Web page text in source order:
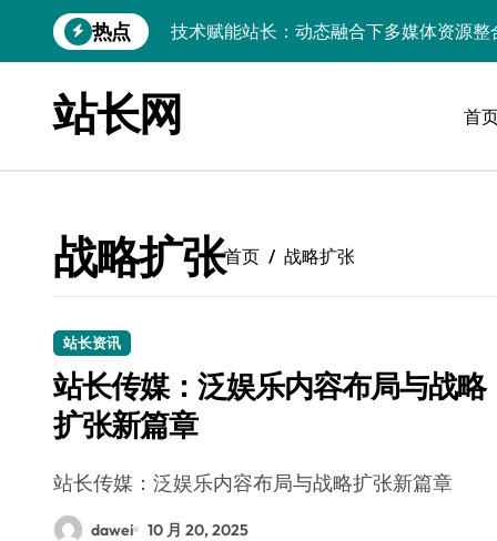
到
热点
技术赋能站长：动态融合下多媒体资源整
CSS动效邂逅服务器科技：站长资源跨界
数据驱动下的传媒架构优化与资源高效运
iOS开发：Linux数据库环境搭建指南
数据驱动传媒革新：技术视角下的资讯新
数据驱动传媒革新：站长五大核心策略
技术赋能科技融合：站长资源动态跨界优
站长网 首
战略扩张首页 战略扩张
站长资讯
站长传媒：泛娱乐内容布局与战略
扩张新篇章
站长传媒：泛娱乐内容布局与战略扩张新篇章
dawei 10 月 20, 2025